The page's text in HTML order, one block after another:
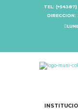
TEL: